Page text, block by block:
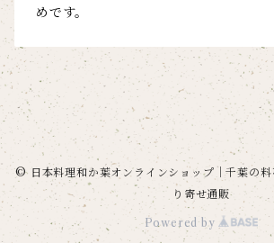
めです。
© 日本料理和か葉オンラインショップ｜千葉の料
り寄せ通販
Powered by